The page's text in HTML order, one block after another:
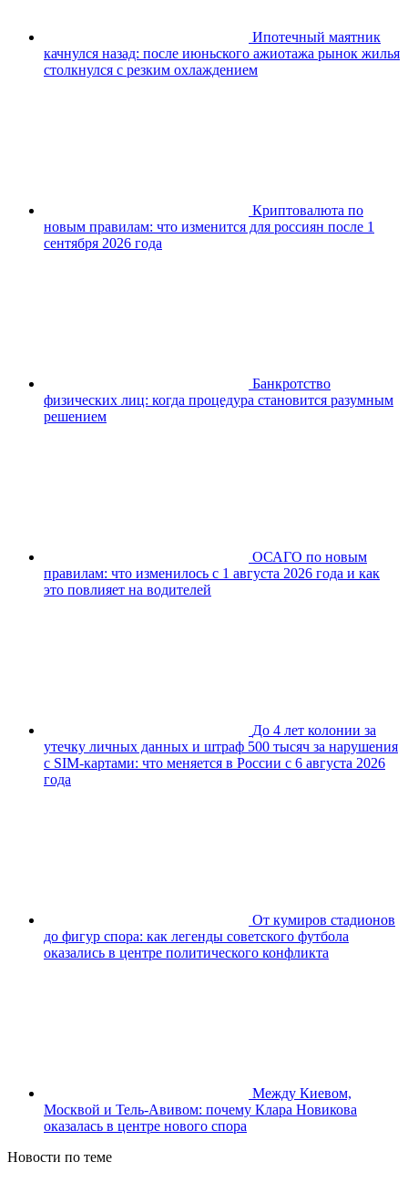
Ипотечный маятник
качнулся назад: после июньского ажиотажа рынок жилья
столкнулся с резким охлаждением
Криптовалюта по
новым правилам: что изменится для россиян после 1
сентября 2026 года
Банкротство
физических лиц: когда процедура становится разумным
решением
ОСАГО по новым
правилам: что изменилось с 1 августа 2026 года и как
это повлияет на водителей
До 4 лет колонии за
утечку личных данных и штраф 500 тысяч за нарушения
с SIM-картами: что меняется в России с 6 августа 2026
года
От кумиров стадионов
до фигур спора: как легенды советского футбола
оказались в центре политического конфликта
Между Киевом,
Москвой и Тель-Авивом: почему Клара Новикова
оказалась в центре нового спора
Новости по теме